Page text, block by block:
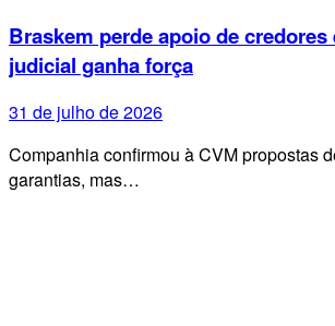
Braskem perde apoio de credores
judicial ganha força
31 de julho de 2026
Companhia confirmou à CVM propostas
garantias, mas…